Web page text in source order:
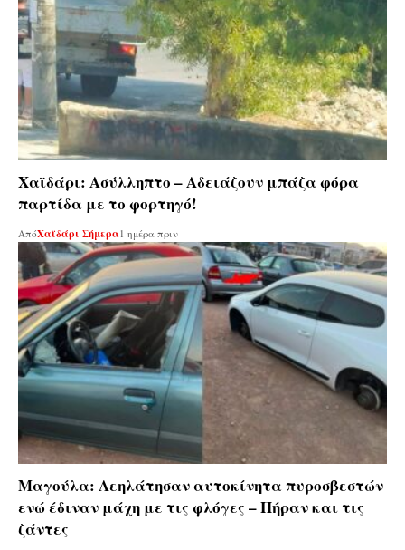
Χαϊδάρι: Ασύλληπτο – Αδειάζουν μπάζα φόρα
παρτίδα με το φορτηγό!
ΑπόΧαϊδάρι Σήμερα 1 ημέρα πριν
Μαγούλα: Λεηλάτησαν αυτοκίνητα πυροσβεστών
ενώ έδιναν μάχη με τις φλόγες – Πήραν και τις
ζάντες